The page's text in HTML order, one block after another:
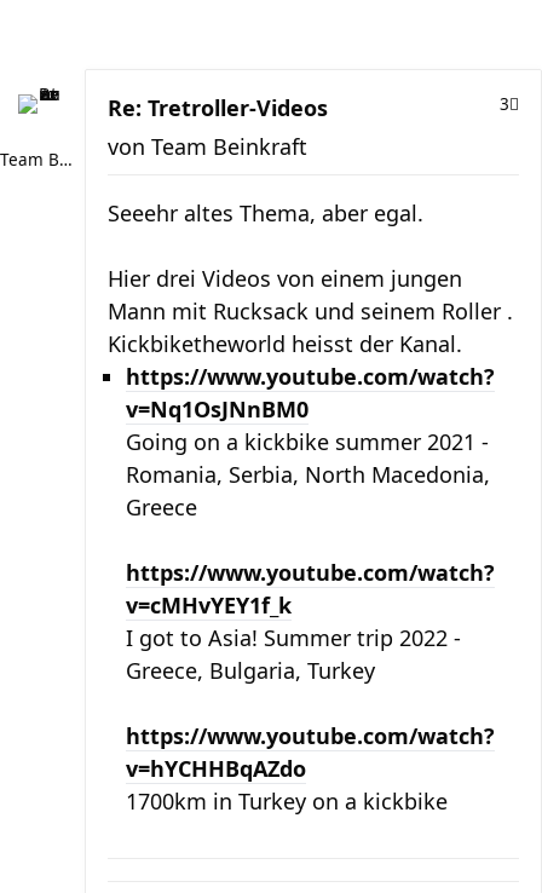
Team Beinkraft
Re: Tretroller-Videos 3
von Team Beinkraft
Seeehr altes Thema, aber egal.
Hier drei Videos von einem jungen
Mann mit Rucksack und seinem Roller .
Kickbiketheworld heisst der Kanal.
https://www.youtube.com/watch?
v=Nq1OsJNnBM0
Going on a kickbike summer 2021 -
Romania, Serbia, North Macedonia,
Greece
https://www.youtube.com/watch?
v=cMHvYEY1f_k
I got to Asia! Summer trip 2022 -
Greece, Bulgaria, Turkey
https://www.youtube.com/watch?
v=hYCHHBqAZdo
1700km in Turkey on a kickbike